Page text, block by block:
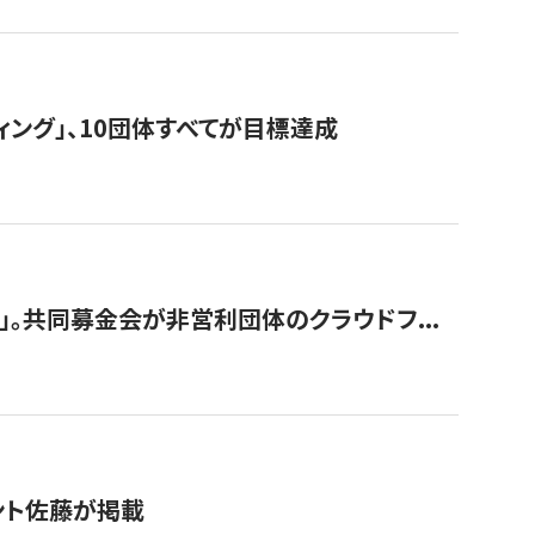
グ」、10団体すべてが目標達成
。共同募金会が非営利団体のクラウドフ...
佐藤が掲載